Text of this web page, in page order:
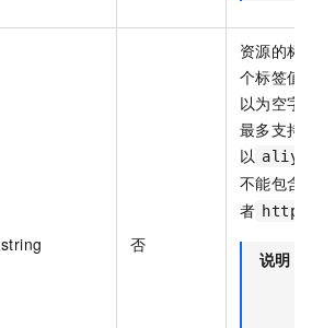
string 否
资源的标
个标签值
以为空字
最多支持
以
不能包含
者
说明